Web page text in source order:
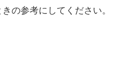
の参考にしてください。